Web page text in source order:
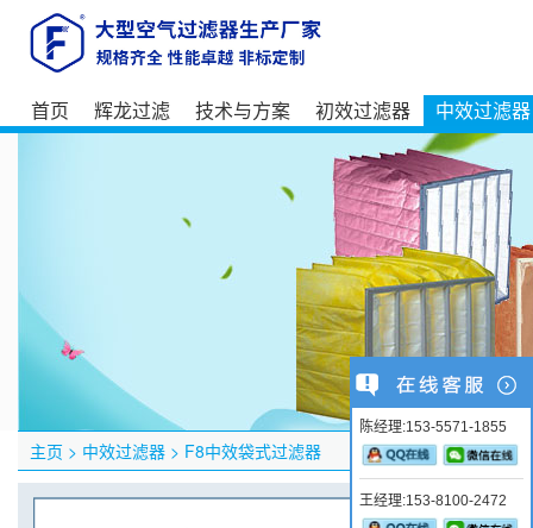
首页 辉龙过滤 技术与方案 初效过滤器 中效过滤器
主页 > 中效过滤器 > F8中效袋式过滤器
陈经理:153-5571-1855
王经理:153-8100-2472